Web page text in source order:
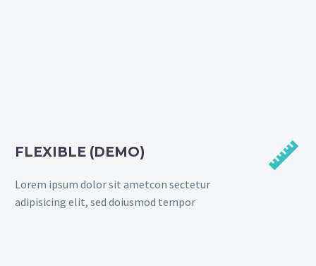
FLEXIBLE (DEMO)
Lorem ipsum dolor sit ametcon sectetur
adipisicing elit, sed doiusmod tempor

